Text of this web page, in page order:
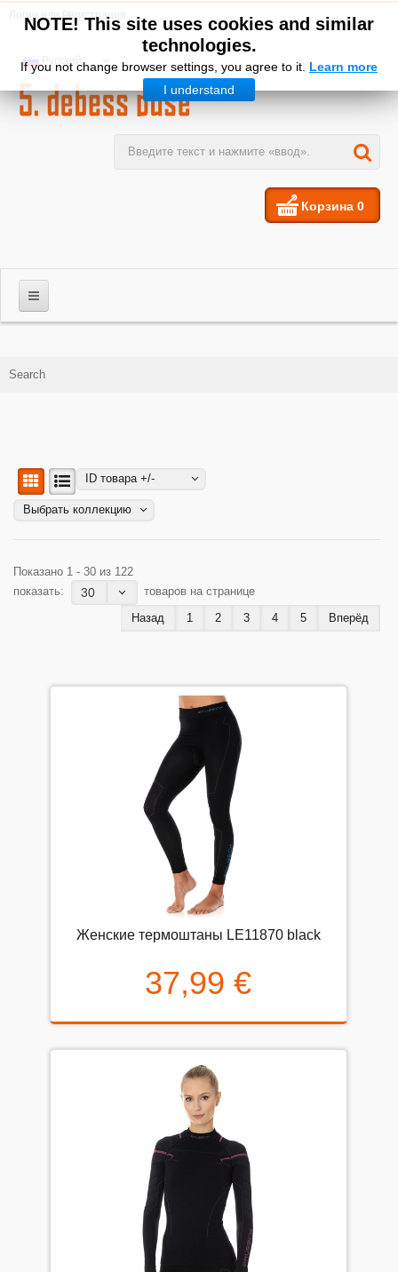
NOTE! This site uses cookies and similar
technologies.
If you not change browser settings, you agree to it. Learn more
I understand
Логин илиРегистрация
Русский
Корзина 0
КОЛЕКЦИИ
ПОЛЕЗНОЕ
Search
ID товара +/-
Выбрать коллекцию
Показано 1 - 30 из 122
показать:
30
товаров на странице
Назад
1 2 3 4 5 Вперёд
Женские термоштаны LE11870 black
37,99 €